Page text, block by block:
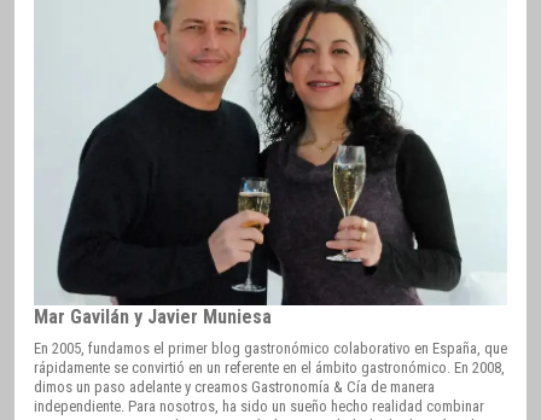
Mar Gavilán y Javier Muniesa
En 2005, fundamos el primer blog gastronómico colaborativo en España, que
rápidamente se convirtió en un referente en el ámbito gastronómico. En 2008,
dimos un paso adelante y creamos Gastronomía & Cía de manera
independiente. Para nosotros, ha sido un sueño hecho realidad combinar